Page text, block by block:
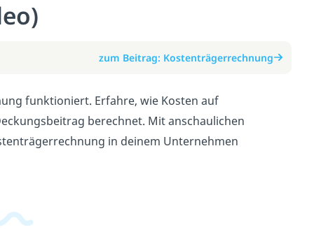
zum Beitrag: Kostenträgerrechnung
funktioniert. Erfahre, wie Kosten auf
berechnet. Mit anschaulichen
in deinem Unternehmen